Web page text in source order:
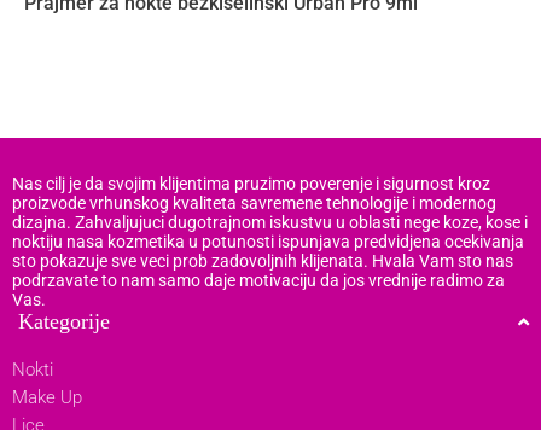
Nas cilj je da svojim klijentima pruzimo poverenje i sigurnost kroz
proizvode vrhunskog kvaliteta savremene tehnologije i modernog
dizajna. Zahvaljujuci dugotrajnom iskustvu u oblasti nege koze, kose i
noktiju nasa kozmetika u potunosti ispunjava predvidjena ocekivanja
sto pokazuje sve veci prob zadovoljnih klijenata. Hvala Vam sto nas
podrzavate to nam samo daje motivaciju da jos vrednije radimo za
Vas.
Kategorije
Nokti
Make Up
Lice